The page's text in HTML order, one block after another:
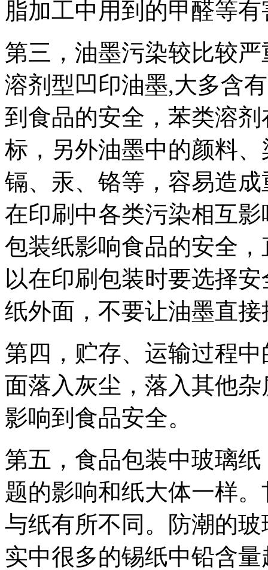
脂加工中用到的甲醛等
第三，油墨污染较比较
溶剂型凹印油墨,大多含
到食品的安全，苯类溶
标，另外油墨中的颜料
镉、汞、铬等，容易造
在印刷中各类污染相互
包装纸影响食品的安全
以在印刷包装时要选择
纸外面，不要让油墨直
第四，贮存、运输过程
面落入灰尘，落入其他
影响到食品安全。
第五，食品包装中玻璃
题的影响和纸大体一样
与纸有所不同。防潮的
实中很多的锡纸中铅含量